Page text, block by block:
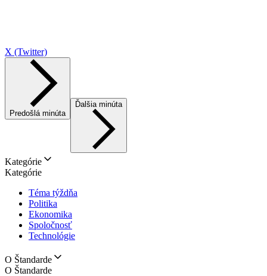
X (Twitter)
Predošlá minúta
Ďalšia minúta
Kategórie
Kategórie
Téma týždňa
Politika
Ekonomika
Spoločnosť
Technológie
O Štandarde
O Štandarde